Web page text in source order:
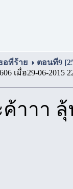
อที่ร้าย ◑ ตอนที่9
เมื่อ29-06-2015
ค้าาา